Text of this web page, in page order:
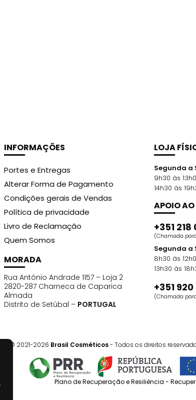
INFORMAÇÕES
Portes e Entregas
Alterar Forma de Pagamento
Condições gerais de Vendas
Política de privacidade
Livro de Reclamação
Quem Somos
MORADA
Rua António Andrade 1157 – Loja 2
2820-287 Charneca de Caparica
Almada
Distrito de Setúbal – PORTUGAL
LOJA
Segunda a
9h30 às
14h30 às
APOIO AO
+351
(Chamada
Segunda a
8h30 às
13h30 às
+351
(Chamada
© 2021-2026 Brasil Cosméticos- Todos os direitos
Plano de Recuperação e Resiliência -